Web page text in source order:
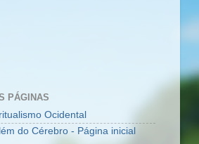
PÁGINAS
Ocidental
do Cérebro - Página inicial